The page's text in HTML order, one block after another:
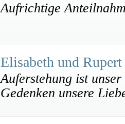
Aufrichtige
Elisabeth und
Auferstehung ist
Gedenken unsere